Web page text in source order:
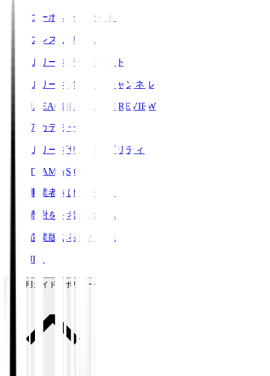
コーポレートサイト
プレスリリース
Ｊリーグデータサイト
Ｊリーグメディアチャンネル
J.LEAGUE SEASON REVIEW
アカデミー
Ｊリーグサステナビリティ
TEAM AS ONE
事業者向けサービス
寄附をお考えの方へ
企業版ふるさと納税
JFA
ご利用ガイド・ポリシー